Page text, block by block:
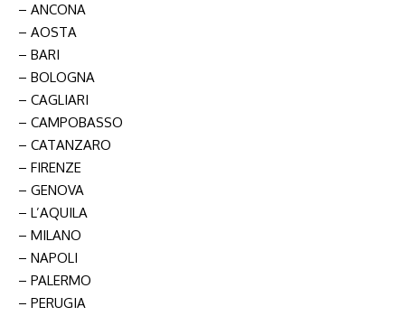
– ANCONA
– AOSTA
– BARI
– BOLOGNA
– CAGLIARI
– CAMPOBASSO
– CATANZARO
– FIRENZE
– GENOVA
– L’AQUILA
– MILANO
– NAPOLI
– PALERMO
– PERUGIA